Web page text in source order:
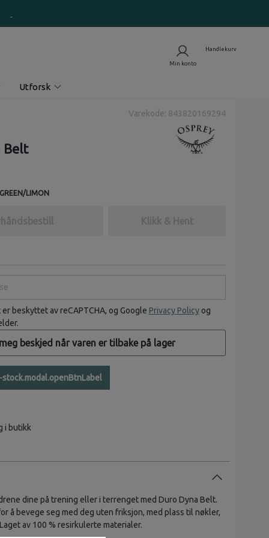
Utforsk
Varekode: 843820169294
Belt
LIMON
Klikk & Hent
beskyttet av reCAPTCHA, og Google Privacy Policyog
beskjed når varen er tilbake på lager
stock.modal.openBtnLabel
i butikk
dine på trening eller i terrenget med Duro Dyna Belt.
å bevege seg med deg uten friksjon, med plass til nøkler,
av 100 % resirkulerte materialer.